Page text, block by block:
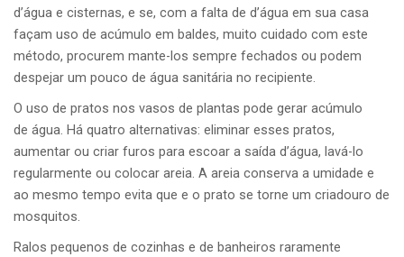
d’água e cisternas, e se, com a falta de d’água em sua casa
façam uso de acúmulo em baldes, muito cuidado com este
método, procurem mante-los sempre fechados ou podem
despejar um pouco de água sanitária no recipiente.
O uso de pratos nos vasos de plantas pode gerar acúmulo
de água. Há quatro alternativas: eliminar esses pratos,
aumentar ou criar furos para escoar a saída d’água, lavá-lo
regularmente ou colocar areia. A areia conserva a umidade e
ao mesmo tempo evita que e o prato se torne um criadouro de
mosquitos.
Ralos pequenos de cozinhas e de banheiros raramente